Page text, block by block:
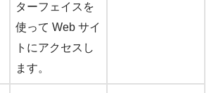
ターフェイスを
使って Web サイ
トにアクセスし
ます。